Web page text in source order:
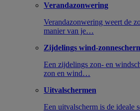
Verandazonwering
Verandazonwering weert de
manier van je…
Zijdelings wind-
Een zijdelings zon- en
zon en wind…
Uitvalschermen
Een uitvalscherm is de ideale